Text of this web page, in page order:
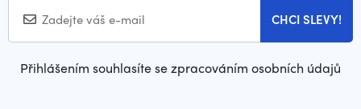
CHCI SLEVY!
Přihlášením souhlasíte se zpracováním osobních údajů